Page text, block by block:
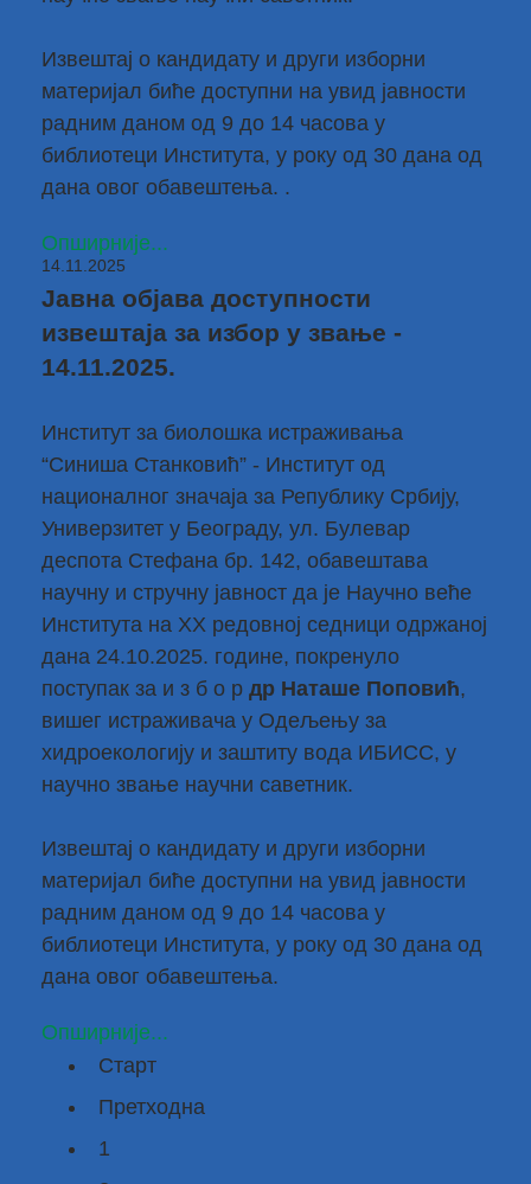
Извештај о кандидату и други изборни
материјал биће доступни на увид јавности
радним даном од 9 до 14 часова у
библиотеци Института, у року од 30 дана од
дана овог обавештења. .
Опширније...
14.11.2025
Јавна објава доступности
извештаја за избор у звање -
14.11.2025.
Институт за биолошка истраживања
“Синиша Станковић” - Институт од
националног значаја за Републику Србију,
Универзитет у Београду, ул. Булевар
деспота Стефана бр. 142, обавештава
научну и стручну јавност да је Научно веће
Института на XX редовној седници одржаној
дана 24.10.2025. године, покренуло
поступак за и з б о р др Наташе Поповић,
вишег истраживача у Одељењу за
хидроекологију и заштиту вода ИБИСС, у
научно звање научни саветник.
Извештај о кандидату и други изборни
материјал биће доступни на увид јавности
радним даном од 9 до 14 часова у
библиотеци Института, у року од 30 дана од
дана овог обавештења.
Опширније...
Старт
Претходна
1